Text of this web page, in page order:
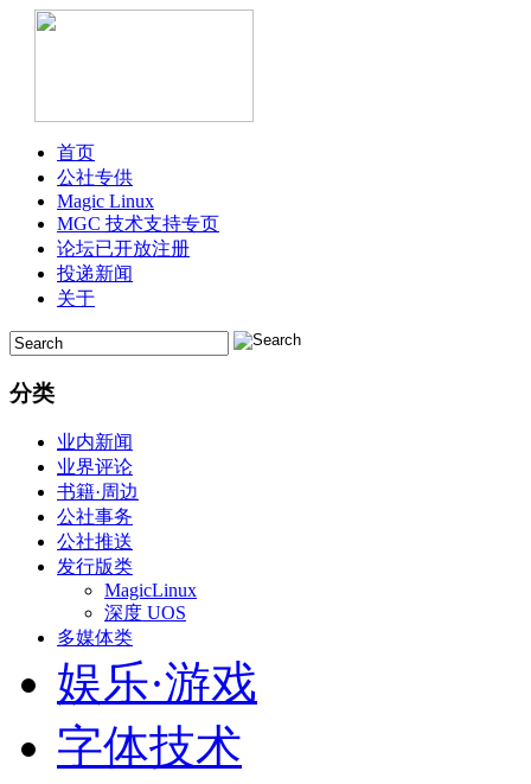
首页
公社专供
Magic Linux
MGC 技术支持专页
论坛已开放注册
投递新闻
关于
分类
业内新闻
业界评论
书籍·周边
公社事务
公社推送
发行版类
MagicLinux
深度 UOS
多媒体类
娱乐·游戏
字体技术